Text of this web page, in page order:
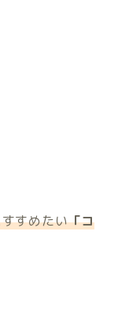
すめたい「コ